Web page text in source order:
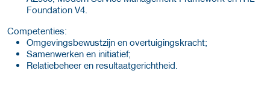
Foundation V4.
Competenties:
Omgevingsbewustzijn en overtuigingskracht;
Samenwerken en initiatief;
Relatiebeheer en resultaatgerichtheid.